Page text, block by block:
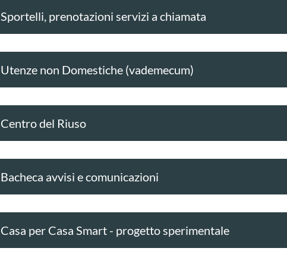
Sportelli, prenotazioni servizi a chiamata
Utenze non Domestiche (vademecum)
Centro del Riuso
Bacheca avvisi e comunicazioni
Casa per Casa Smart - progetto sperimentale